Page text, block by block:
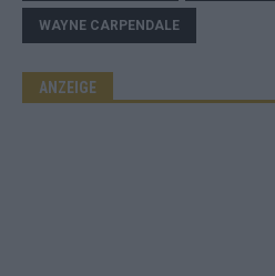
WAYNE CARPENDALE
ANZEIGE